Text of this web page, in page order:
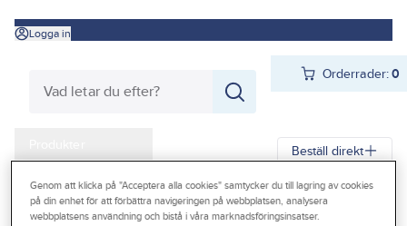
Logga in
Orderrader:0
Outlet
Beställ direkt
Gelia Produkter Gelia El E-mobility Tillbehör
Genom att klicka på "Acceptera alla cookies" samtycker du till lagring av cookies
på din enhet för att förbättra navigeringen på webbplatsen, analysera
webbplatsens användning och bistå i våra marknadsföringsinsatser.